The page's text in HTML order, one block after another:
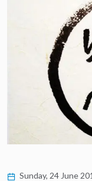
Sunday, 24 June